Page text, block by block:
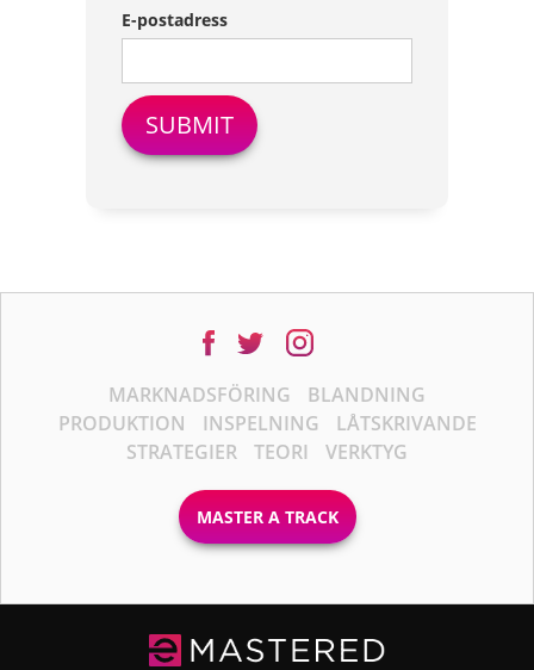
E-postadress
MARKNADSFÖRING
BLANDNING
PRODUKTION
INSPELNING
LÅTSKRIVANDE
STRATEGIER
TEORI VERKTYG
MASTER A TRACK